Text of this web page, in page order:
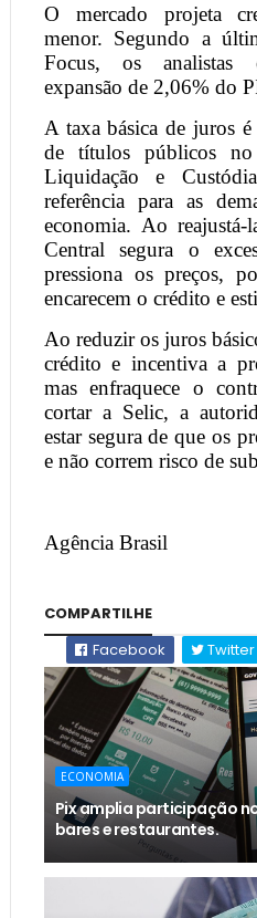
O mercado projeta
menor. Segundo a
Focus, os analistas
expansão de 2,06% do
A taxa básica de juros é
de títulos públicos no
Liquidação e
referência para as
economia. Ao
Central segura o
pressiona os preços,
encarecem o crédito e
Ao reduzir os juros
crédito e incentiva a
mas enfraquece o
cortar a Selic, a
estar segura de que os
e não correm risco de
Agência Brasil
COMPARTILHE
Facebook
Twitter
ECONOMIA
Pix amplia participação
bares e restaurantes.